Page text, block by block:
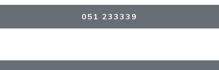
051 233339